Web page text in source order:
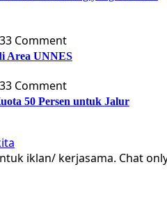
3 Comment
Area UNNES
3 Comment
50 Persen untuk Jalur
iklan/ kerjasama. Chat